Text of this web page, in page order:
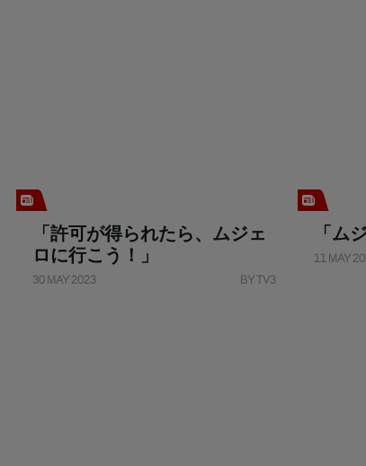
「許可が得られたら、ムジェ
ロに行こう！」
30 MAY 2023 BY TV3
「ム
11 MAY